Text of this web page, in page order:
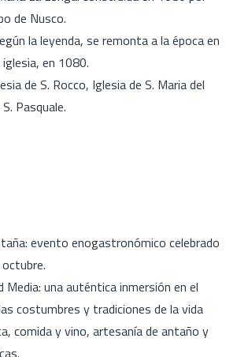
de Nusco.
la leyenda, se remonta a la época en
en 1080.
de S. Rocco, Iglesia de S. Maria del
Pasquale.
evento enogastronómico celebrado
Media: una auténtica inmersión en el
costumbres y tradiciones de la vida
comida y vino, artesanía de antaño y